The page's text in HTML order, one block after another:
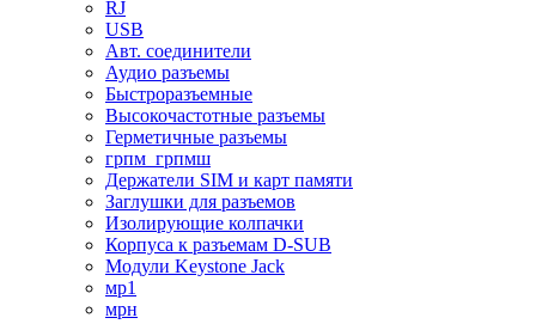
RJ
USB
Авт. соединители
Аудио разъемы
Быстроразъемные
Высокочастотные разъемы
Герметичные разъемы
грпм_грпмш
Держатели SIM и карт памяти
Заглушки для разъемов
Изолирующие колпачки
Корпуса к разъемам D-SUB
Модули Keystone Jack
мр1
мрн